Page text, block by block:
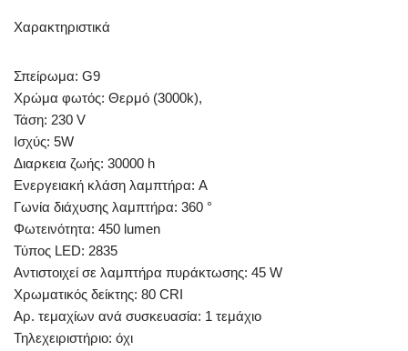
Χαρακτηριστικά
Σπείρωμα: G9
Χρώμα φωτός: Θερμό (3000k),
Τάση: 230 V
Ισχύς: 5W
Διαρκεια ζωής: 30000 h
Ενεργειακή κλάση λαμπτήρα: A
Γωνία διάχυσης λαμπτήρα: 360 °
Φωτεινότητα: 450 lumen
Τύπος LED: 2835
Αντιστοιχεί σε λαμπτήρα πυράκτωσης: 45 W
Χρωματικός δείκτης: 80 CRI
Αρ. τεμαχίων ανά συσκευασία: 1 τεμάχιο
Τηλεχειριστήριο: όχι